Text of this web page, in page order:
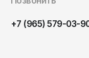
+7 (965) 579-03-